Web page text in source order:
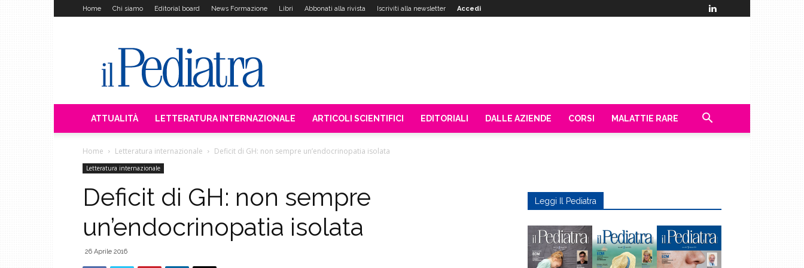
Home Chi siamo Editorial board News Formazione Libri Abbonati alla rivista Iscriviti alla newsletter Accedi
Pediatra
ATTUALITÀ LETTERATURA INTERNAZIONALE ARTICOLI SCIENTIFICI EDITORIALI DALLE AZIENDE CORSI MALATTIE RARE
Home Letteratura internazionale Deficit di GH: non sempre un’endocrinopatia isolata
Letteratura internazionale
Deficit di GH: non sempre
un’endocrinopatia isolata
26 Aprile 2016
Leggi Il Pediatra